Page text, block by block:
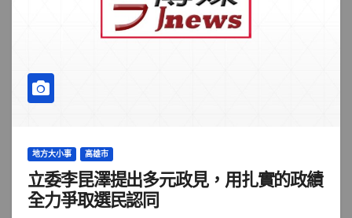
地方大小事 高雄市
立委李昆澤提出多元政見，用扎實的政績
全力爭取選民認同